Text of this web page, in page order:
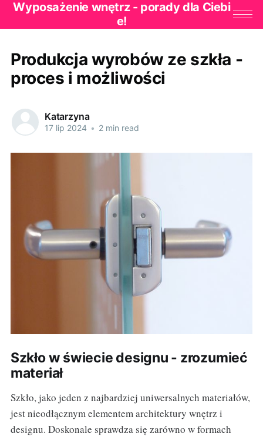
Wyposażenie wnętrz - porady dla Ciebi
e!
Produkcja wyrobów ze szkła -
proces i możliwości
Katarzyna
17 lip 2024 • 2 min read
Szkło w świecie designu - zrozumieć
materiał
Szkło, jako jeden z najbardziej uniwersalnych materiałów,
jest nieodłącznym elementem architektury wnętrz i
designu. Doskonale sprawdza się zarówno w formach